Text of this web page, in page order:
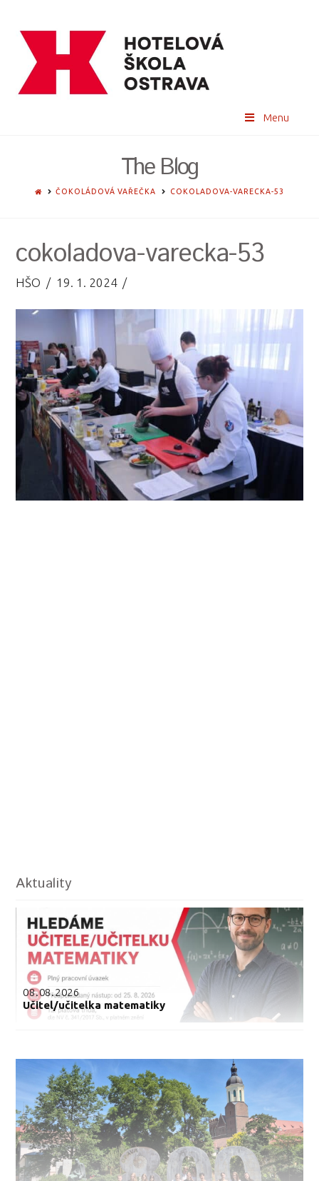
Menu
The Blog
HOMEČOKOLÁDOVÁ VAŘEČKA COKOLADOVA-VARECKA-53
cokoladova-varecka-53
HŠO 19. 1. 2024
Aktuality
08.08.2026
Učitel/učitelka matematiky